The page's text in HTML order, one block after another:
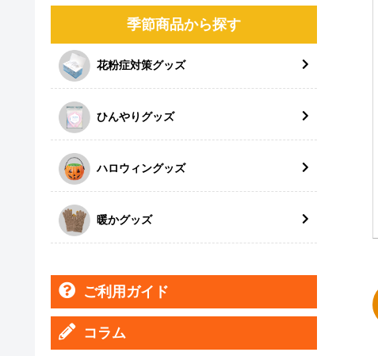
季節商品から探す
花粉症対策グッズ
ひんやりグッズ
ハロウィングッズ
暖かグッズ
ご利用ガイド
コラム